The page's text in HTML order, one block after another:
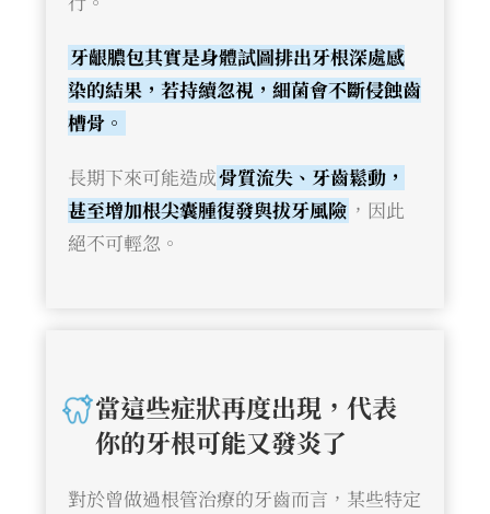
牙齦膿包其實是身體試圖排出牙根深處感
染的結果，若持續忽視，細菌會不斷侵蝕齒
槽骨。
長期下來可能造成骨質流失、牙齒鬆動，
甚至增加根尖囊腫復發與拔牙風險 ，因此
絕不可輕忽。
當這些症狀再度出現，代表
你的牙根可能又發炎了
對於曾做過根管治療的牙齒而言，某些特定